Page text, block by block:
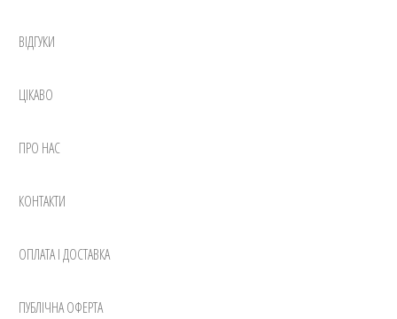
ВІДГУКИ
ЦІКАВО
ПРО НАС
КОНТАКТИ
ОПЛАТА І ДОСТАВКА
ПУБЛІЧНА ОФЕРТА